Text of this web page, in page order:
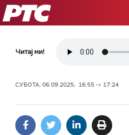
РТС
Читај ми!
СУБОТА, 06.09.2025, 16:55 -> 17:24